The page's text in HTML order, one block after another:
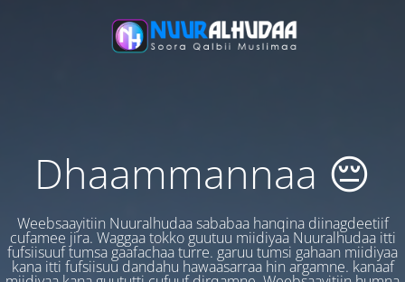
Dhaammannaa 😔
Weebsaayitiin Nuuralhudaa sababaa hanqina diinagdeetiif
cufamee jira. Waggaa tokko guutuu miidiyaa Nuuralhudaa itti
fufsiisuuf tumsa gaafachaa turre. garuu tumsi gahaan miidiyaa
kana itti fufsiisuu dandahu hawaasarraa hin argamne. kanaaf